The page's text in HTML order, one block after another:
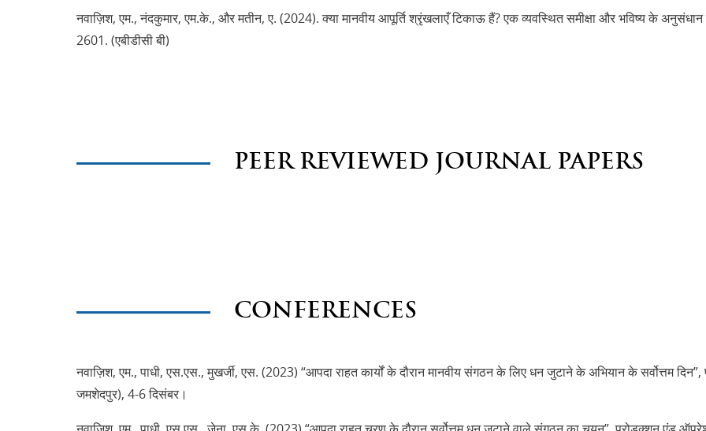
नवाज़िश, एम., नंदकुमार, एम.के., और मतीन, ए. (2024). क्या मानवीय आपूर्ति श्रृंखलाएँ टिकाऊ हैं? एक व्यवस्थित समीक्षा और भविष्य के अनुसंधान
2601. (एबीडीसी बी)
PEER REVIEWED JOURNAL PAPERS
CONFERENCES
नवाज़िश, एम., पाधी, एस.एस., मुखर्जी, एस. (2023) “आपदा राहत कार्यों के दौरान मानवीय संगठन के लिए धन जुटाने के अभियान के सर्वोत्तम
जमशेदपुर), 4-6 दिसंबर।